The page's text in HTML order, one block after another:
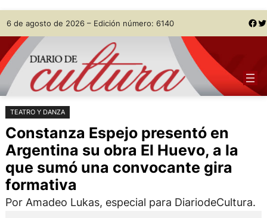
Saltar
al
contenido
Skip
to
content
6 de agosto de 2026 – Edición número: 6140 Facebook Twitter
TEATRO Y DANZA
Constanza Espejo presentó en
Argentina su obra El Huevo, a la
que sumó una convocante gira
formativa
Por Amadeo Lukas, especial para DiariodeCultura.